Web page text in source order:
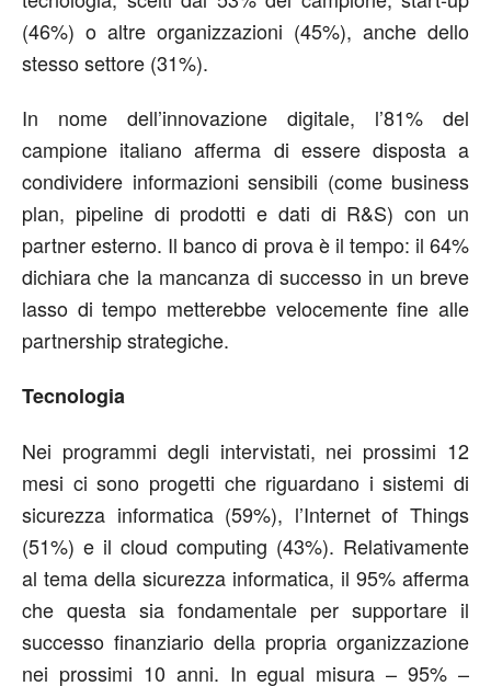
(46%) o altre organizzazioni (45%), anche dello
stesso settore (31%).
In nome dell’innovazione digitale, l’81% del
campione italiano afferma di essere disposta a
condividere informazioni sensibili (come business
plan, pipeline di prodotti e dati di R&S) con un
partner esterno. Il banco di prova è il tempo: il 64%
dichiara che la mancanza di successo in un breve
lasso di tempo metterebbe velocemente fine alle
partnership strategiche.
Tecnologia
Nei programmi degli intervistati, nei prossimi 12
mesi ci sono progetti che riguardano i sistemi di
sicurezza informatica (59%), l’Internet of Things
(51%) e il cloud computing (43%). Relativamente
al tema della sicurezza informatica, il 95% afferma
che questa sia fondamentale per supportare il
successo finanziario della propria organizzazione
nei prossimi 10 anni. In egual misura – 95% –